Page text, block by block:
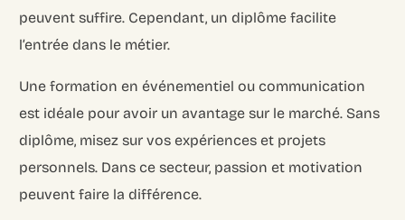
peuvent suffire. Cependant, un diplôme facilite
l’entrée dans le métier.
Une formation en événementiel ou communication
est idéale pour avoir un avantage sur le marché. Sans
diplôme, misez sur vos expériences et projets
personnels. Dans ce secteur, passion et motivation
peuvent faire la différence.